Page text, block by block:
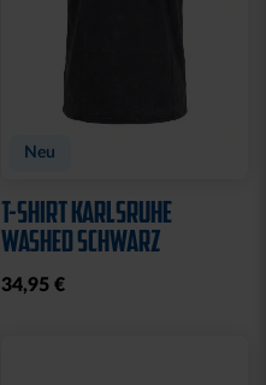
Neu
T-SHIRT KARLSRUHE
WASHED SCHWARZ
34,95 €